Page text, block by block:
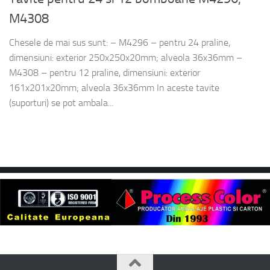
M4308
Chesele de mai sus sunt: – M4296 – pentru 24 praline,
dimensiuni: exterior 250x250x20mm; alveola 36x36mm –
M4308 – pentru 12 praline, dimensiuni: exterior
161x201x20mm; alveola 36x36mm In aceste tavite
(suporturi) se pot ambala...